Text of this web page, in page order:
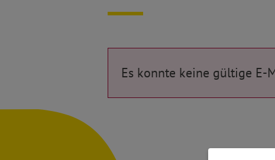
Es konnte keine gültige E-